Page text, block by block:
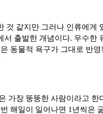
것 같지만 그러나 인류에게
서 출발한 개념이다. 우수한
동물적 욕구가 그대로 반영
가장 뚱뚱한 사람이라고 한
해일이 일어나면 1년씩은